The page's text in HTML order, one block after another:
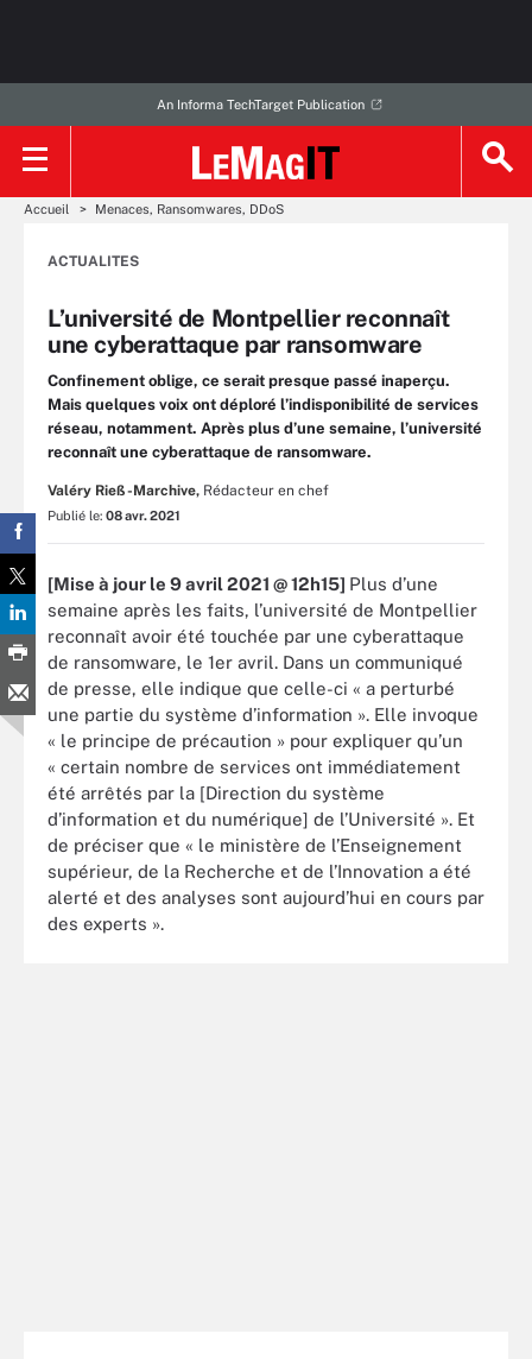
An Informa TechTarget Publication
Accueil Menaces, Ransomwares, DDoS
ACTUALITES
L’université de Montpellier reconnaît
une cyberattaque par ransomware
Confinement oblige, ce serait presque passé inaperçu.
Mais quelques voix ont déploré l’indisponibilité de services
réseau, notamment. Après plus d’une semaine, l’université
reconnaît une cyberattaque de ransomware.
Valéry Rieß-Marchive, Rédacteur en chef
Publié le: 08 avr. 2021
[Mise à jour le 9 avril 2021 @ 12h15] Plus d’une
semaine après les faits, l’université de Montpellier
reconnaît avoir été touchée par une cyberattaque
de ransomware, le 1er avril. Dans un communiqué
de presse, elle indique que celle-ci « a perturbé
une partie du système d’information ». Elle invoque
« le principe de précaution » pour expliquer qu’un
« certain nombre de services ont immédiatement
été arrêtés par la [Direction du système
d’information et du numérique] de l’Université ». Et
de préciser que « le ministère de l’Enseignement
supérieur, de la Recherche et de l’Innovation a été
alerté et des analyses sont aujourd’hui en cours par
des experts ».